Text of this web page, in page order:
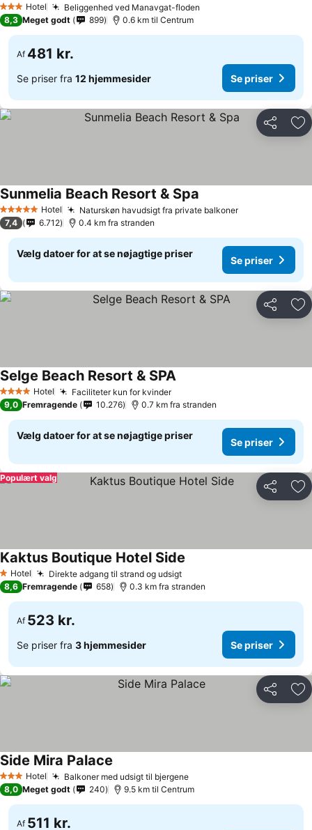
3 StjernerHotel Beliggenhed ved Manavgat-floden
8,3 Meget godt 899 0.6 km til Centrum
Af 481 kr.
Se priser fra 12 hjemmesider Se priser
Del
5 Stjerner Hotel Naturskøn havudsigt fra private balkoner
Sunmelia Beach Resort & Spa
7,4 6.712 0.4 km fra stranden
Vælg datoer for at se nøjagtige priser
Se priser
Del
4 StjernerHotel Faciliteter kun for kvinder
Selge Beach Resort & SPA
9,0 Fremragende 10.276 0.7 km fra stranden
Vælg datoer for at se nøjagtige priser
Se priser
Del
Populært valg
1 Stjerner
Hotel Direkte adgang til strand og udsigt
Kaktus Boutique Hotel Side
8,6 Fremragende 658 0.3 km fra stranden
Af 523 kr.
Se priser fra 3 hjemmesider Se priser
Del
3 StjernerHotel Balkoner med udsigt til bjergene
Side Mira Palace
8,0 Meget godt 240 9.5 km til Centrum
Af 511 kr.